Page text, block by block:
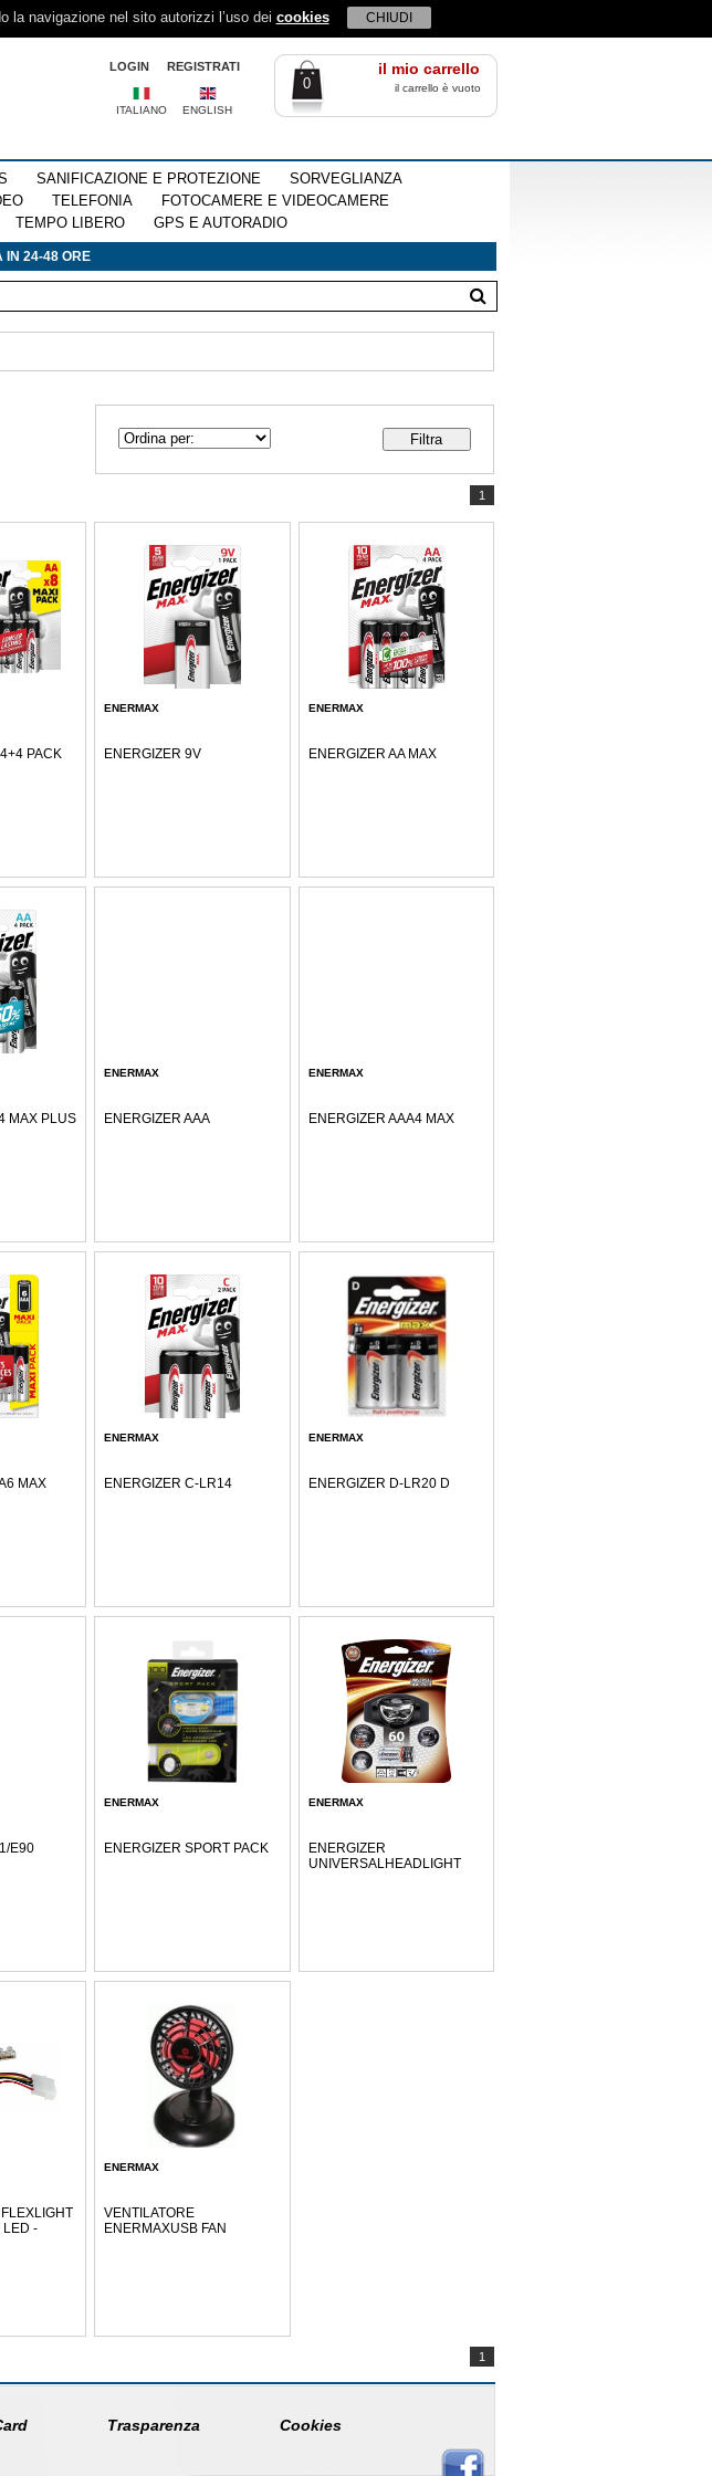
la navigazione nel sito autorizzi l’uso dei cookies CHIUDI
il mio carrello
0 il carrello è vuoto
REGISTRATI
LOGIN
ITALIANO ENGLISH
SANIFICAZIONE E PROTEZIONE
SORVEGLIANZA
TELEFONIA
FOTOCAMERE E VIDEOCAMERE
TEMPO LIBERO GPS E AUTORADIO
IN 24-48 ORE
1
PACK
ENERMAX
ENERGIZER 9V
ENERMAX
ENERGIZER AA MAX
MAX PLUS
ENERMAX
ENERGIZER AAA
ENERMAX
ENERGIZER AAA4 MAX
MAX
ENERMAX
ENERGIZER C-LR14
ENERMAX
ENERGIZER D-LR20 D
E90
ENERMAX
ENERGIZER SPORT PACK
ENERMAX
ENERGIZER
UNIVERSALHEADLIGHT
LED -
ENERMAX
VENTILATORE
ENERMAXUSB FAN
1
Trasparenza Cookies